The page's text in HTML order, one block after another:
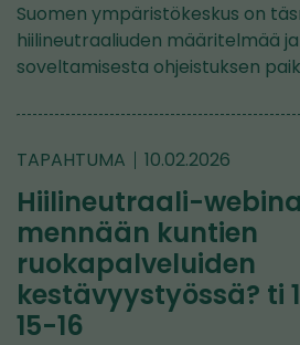
Suomen ympäristökeskus on
hiilineutraaliuden määritelmää
soveltamisesta ohjeistuksen
TAPAHTUMA 10.02.2026
Hiilineutraali-
mennään kuntien
ruokapalveluiden
kestävyystyössä? ti
15-16